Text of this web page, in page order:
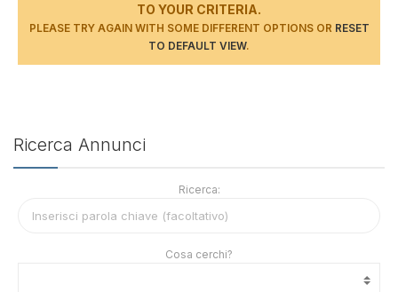
TO YOUR CRITERIA.
PLEASE TRY AGAIN WITH SOME DIFFERENT OPTIONS OR RESET
TO DEFAULT VIEW.
Ricerca Annunci
Ricerca:
Cosa cerchi?